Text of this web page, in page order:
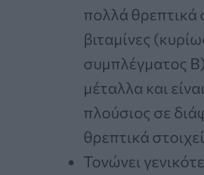
πολλά θρεπτικά
βιταμίνες
συμπλέγματος
μέταλλα και
πλούσιος σε
θρεπτικά
Τονώνει